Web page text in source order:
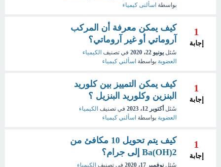
بواسطة اسألنى كيمياء
1
إجابة
كيف يمكن معرفة أن المركب
آروماتي أو غير آروماتي؟
سُئل يونيو 22، 2020 في تصنيف الكيمياء
العضوية بواسطة اسألني كيمياء
1
إجابة
كيف يمكن التمييز بين كلوريد
البنزين وكلوريد البنزيل ؟
سُئل أكتوبر 12، 2023 في تصنيف الكيمياء
العضوية بواسطة اسألني كيمياء
1
إجابة
كيف يتم تحويل 10 مكافئ من
2(Ba(OH إلى جرام؟
سُئل نوفمبر 17، 2020 في تصنيف الكيمياء